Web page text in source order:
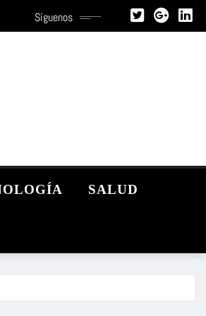
Síguenos
SALUD